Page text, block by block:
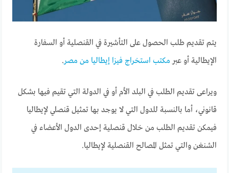
يتم تقديم طلب الحصول على التأشيرة في القنصلية أو السفارة
الإيطالية أو عبر مكتب استخراج فيزا إيطاليا من مصر.
ويراعى تقديم الطلب في البلد الأم أو في الدولة التي تقيم فيها بشكل
قانوني، أما بالنسبة للدول التي لا يوجد بها تمثيل قنصلي لإيطاليا
فيمكن تقديم الطلب من خلال قنصلية إحدى الدول الأعضاء في
الشنغن والتي تمثل المصالح القنصلية لإيطاليا.